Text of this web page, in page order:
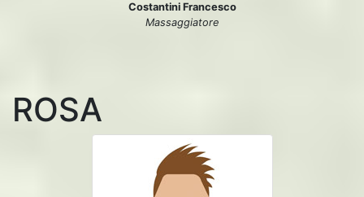
Costantini Francesco
Massaggiatore
ROSA